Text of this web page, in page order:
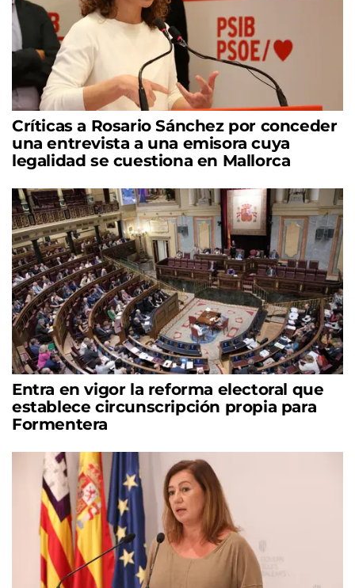
Críticas a Rosario Sánchez por conceder
una entrevista a una emisora cuya
legalidad se cuestiona en Mallorca
Entra en vigor la reforma electoral que
establece circunscripción propia para
Formentera